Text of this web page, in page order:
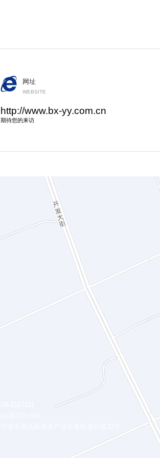
网址
WEBSITE
http://www.bx-yy.com.cn
期待您的来访